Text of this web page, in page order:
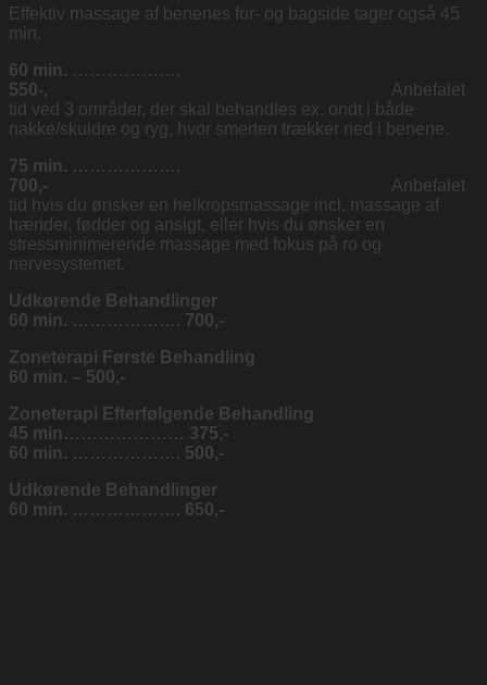
Effektiv massage af benenes for- og bagside tager også 45
min.
60 min. ……………….
550-, Anbefalet
tid ved 3 områder, der skal behandles ex. ondt i både
nakke/skuldre og ryg, hvor smerten trækker ned i benene.
75 min. ……………….
700,- Anbefalet
tid hvis du ønsker en helkropsmassage incl. massage af
hænder, fødder og ansigt, eller hvis du ønsker en
stressminimerende massage med fokus på ro og
nervesystemet.
Udkørende Behandlinger
60 min. ………………. 700,-
Zoneterapi Første Behandling
60 min. – 500,-
Zoneterapi Efterfølgende Behandling
45 min………………… 375,-
60 min. ………………. 500,-
Udkørende Behandlinger
60 min. ………………. 650,-